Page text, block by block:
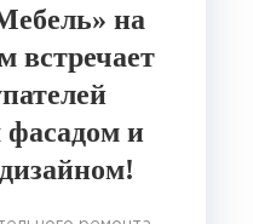
на
встречает
и